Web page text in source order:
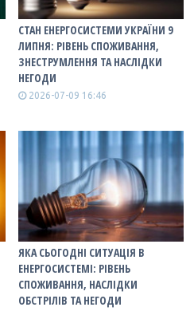
СТАН ЕНЕРГОСИСТЕМИ УКРАЇНИ 9
ЛИПНЯ: РІВЕНЬ СПОЖИВАННЯ,
ЗНЕСТРУМЛЕННЯ ТА НАСЛІДКИ
НЕГОДИ
2026-07-09 16:46
ЯКА СЬОГОДНІ СИТУАЦІЯ В
ЕНЕРГОСИСТЕМІ: РІВЕНЬ
СПОЖИВАННЯ, НАСЛІДКИ
ОБСТРІЛІВ ТА НЕГОДИ